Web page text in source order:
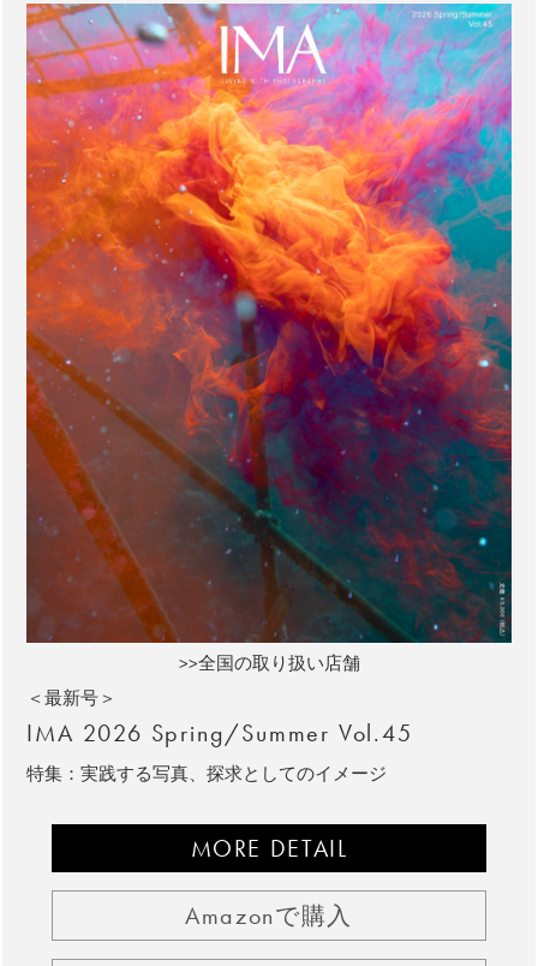
>>全国の取り扱い店舗
＜最新号＞
IMA 2026 Spring/Summer Vol.45
特集：実践する写真、探求としてのイメージ
MORE DETAIL
Amazonで購入